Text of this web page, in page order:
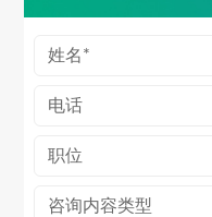
咨询内容类型